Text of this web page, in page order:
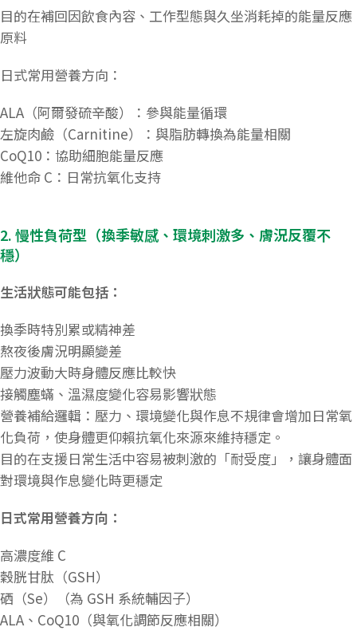
目的在補回因飲食內容、工作型態與久坐消耗掉的能量反應
原料
日式常用營養方向：
ALA（阿爾發硫辛酸）：參與能量循環
左旋肉鹼（Carnitine）：與脂肪轉換為能量相關
CoQ10：協助細胞能量反應
維他命 C：日常抗氧化支持
2. 慢性負荷型（換季敏感、環境刺激多、膚況反覆不
穩）
生活狀態可能包括：
換季時特別累或精神差
熬夜後膚況明顯變差
壓力波動大時身體反應比較快
接觸塵蟎、溫濕度變化容易影響狀態
營養補給邏輯：壓力、環境變化與作息不規律會增加日常氧
化負荷，使身體更仰賴抗氧化來源來維持穩定。
目的在支援日常生活中容易被刺激的「耐受度」，讓身體面
對環境與作息變化時更穩定
日式常用營養方向：
高濃度維 C
穀胱甘肽（GSH）
硒（Se）（為 GSH 系統輔因子）
ALA、CoQ10（與氧化調節反應相關）